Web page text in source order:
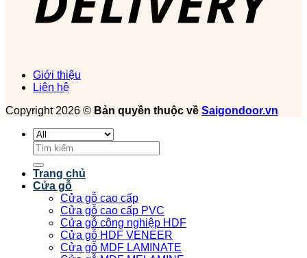
Giới thiệu
Liên hệ
Copyright 2026 © Bản quyền thuộc về Saigondoor.vn
Tìm
kiếm:
Trang chủ
Cửa gỗ
Cửa gỗ cao cấp
Cửa gỗ cao cấp PVC
Cửa gỗ công nghiệp HDF
Cửa gỗ HDF VENEER
Cửa gỗ MDF LAMINATE